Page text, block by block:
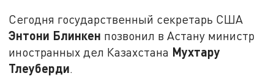
Сегодня государственный секретарь США
Энтони Блинкен позвонил в Астану министр
иностранных дел Казахстана Мухтару
Тлеуберди.